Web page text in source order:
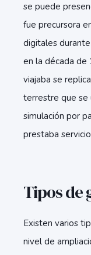
se puede
fue precursora
digitales
en la década de
viajaba se
terrestre que se
simulación por
prestaba
Tipos de
Existen varios
nivel de